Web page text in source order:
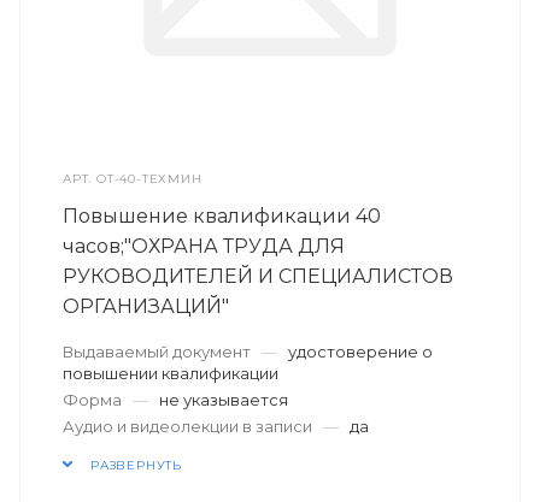
АРТ.ОТ-40-ТЕХМИН
Повышение квалификации 40
часов;"ОХРАНА ТРУДА ДЛЯ
РУКОВОДИТЕЛЕЙ И СПЕЦИАЛИСТОВ
ОРГАНИЗАЦИЙ"
Выдаваемый документ — удостоверение о
повышении квалификации
Форма
—
не указывается
Аудио и видеолекции в записи
— да
РАЗВЕРНУТЬ